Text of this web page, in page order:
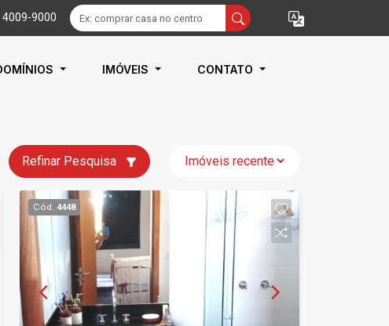
9000
IMÓVEIS CONTATO
Refinar Pesquisa
Cód. 4448